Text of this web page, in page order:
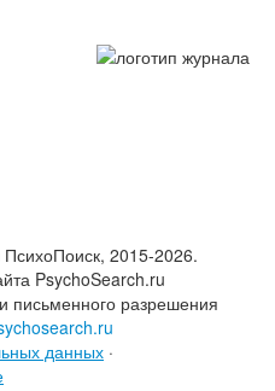
2015-2026.
PsychoSearch.ru
письменного разрешения
данных ·